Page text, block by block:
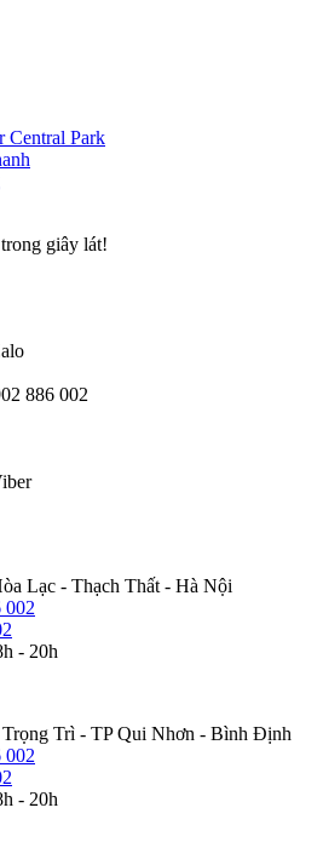
giây lát!
886 002
Lạc - Thạch Thất - Hà Nội
002
- 20h
Trọng Trì - TP Qui Nhơn - Bình Định
002
- 20h